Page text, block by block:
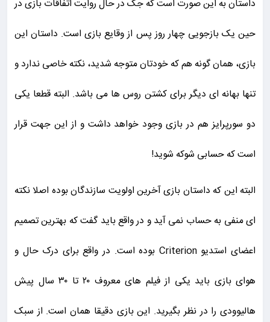
داستان به این صورت است که جک در حال روایت اتفاقات بازی در
حین یک بازجویی چهار روز پس از وقایع بازی است. داستان این
بازی، همان گونه هم که خودتان متوجه شدید، نکته خاصی ندارد و
تنها بهانه ای دیگر برای کشتن روس ها می باشد. البته قطعا یکی
دو سورپرایز هم در بازی وجود خواهد داشت و از این جهت قرار
است که حسابی شوکه شوید!
البته این که داستان بازی آخرین اولویت سازندگان بوده اصلا نکته
ای منفی به حساب نمی آید و در واقع باید گفت که بهترین تصمیم
اعضای استدیو Criterion بوده است. در واقع برای درک حال و
هوای بازی باید یکی از فیلم های معروف ۲۰ تا ۳۰ سال پیش
هالیوودی را در نظر بگیرید. این بازی دقیقا همان است. از سبک